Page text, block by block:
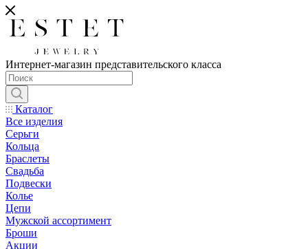
Интернет-магазин представительского класса
Каталог
Все изделия
Серьги
Кольца
Браслеты
Свадьба
Подвески
Колье
Цепи
Мужской ассортимент
Броши
Акции